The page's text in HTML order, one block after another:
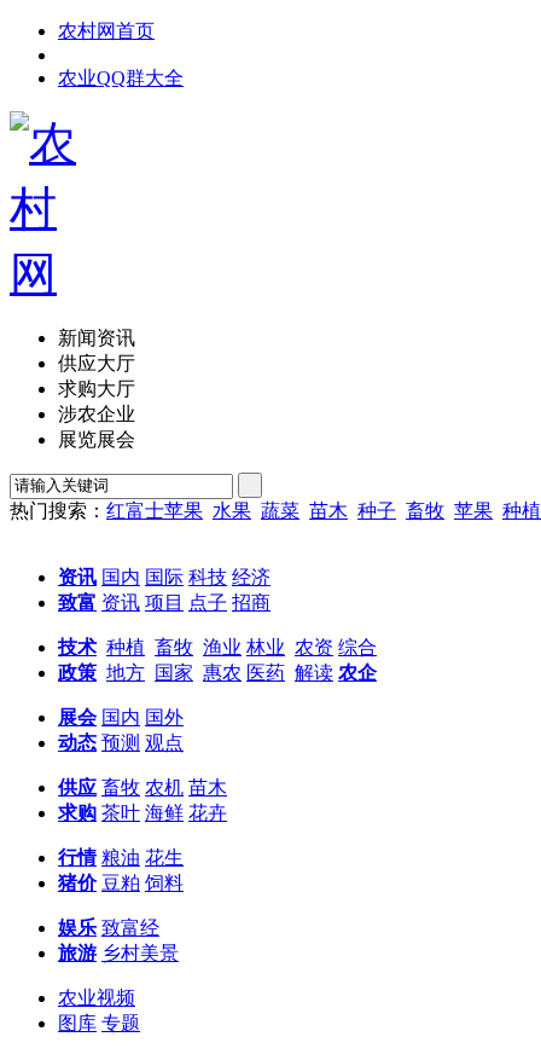
农村网首页
农业QQ群大全
新闻资讯
供应大厅
求购大厅
涉农企业
展览展会
热门搜索： 红富士苹果 水果 蔬菜 苗木 种子 畜牧 苹果 种植
资讯 国内 国际 科技 经济
致富 资讯 项目 点子 招商
技术 种植 畜牧 渔业 林业 农资 综合
政策 地方 国家 惠农 医药 解读 农企
展会 国内 国外
动态 预测 观点
供应 畜牧 农机 苗木
求购 茶叶 海鲜 花卉
行情 粮油 花生
猪价 豆粕 饲料
娱乐 致富经
旅游 乡村美景
农业视频
图库 专题